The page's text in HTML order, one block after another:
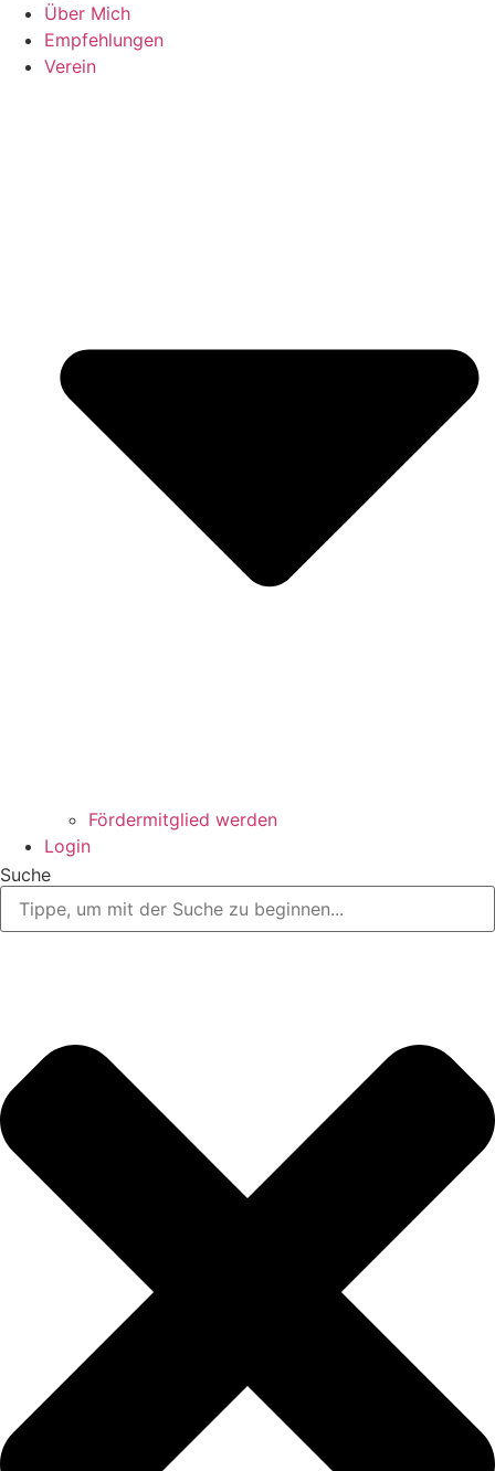
Über Mich
Empfehlungen
Verein
Fördermitglied werden
Login
Suche